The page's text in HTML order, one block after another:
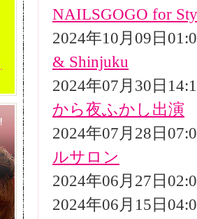
NAILSGOGO for
2024年10月09日
& Shinjuku
2024年07月30日
から夜ふかし出演
2024年07月28日
ルサロン
2024年06月27日
2024年06月15日